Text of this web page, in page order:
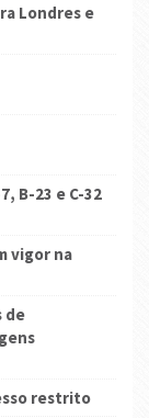
Londres e
B-23 e C-32
vigor na
de
restrito